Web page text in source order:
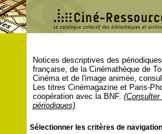
Notices descriptives des
française, de la Cinémathèque de
Cinéma et de l'image animée,
Les titres Cinémagazine et Paris-
coopération avec la BNF.
périodiques)
Sélectionner les critères de